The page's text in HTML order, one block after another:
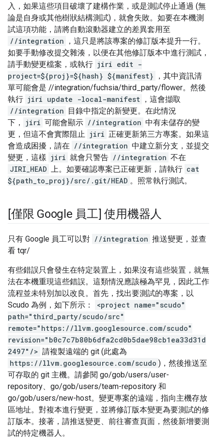
入，如果這些項目破壞了建構作業，或是測試停止通過 (無
論是自身或其他樹狀結構測試)，就會失敗。如要在本機測
試這項功能，請將自動滾動器建立的差異套用至
//integration
，這只是將該專案的修訂版本提升一行。
如要手動修改提交雜湊，以便在其他修訂版本中進行測試，
請手動變更檔案，或執行 jiri edit -
project=${proj}=${hash} ${manifest}
，其中資訊清
單可能會是 //integration/fuchsia/third_party/flower。然後
執行 jiri update -local-manifest ，這會擷取
//integration 目錄中指定的新變更。在此情況
下，
jiri 可能會顯示 //integration 中有未儲存的變
更，但這不會實際阻止 jiri 正確更新第三方專案。如果這
會造成困擾，請在 //integration 中建立新分支，並提交
變更，這樣 jiri 就會只警告 //integration 不在
JIRI_HEAD 上。如要確認專案已正確更新，請執行 cat
${path_to_proj}/src/.git/HEAD 。照常執行測試。
[僅限 Google 員工] 使用機器人
只有 Google 員工可以對 //integration 推送變更，並查
看 tqr/
有些錯誤只會發生在特定裝置上，如果沒有這些裝置，就無
法在本機重現這些錯誤。這類情況應該極為罕見，因此工作
流程並未特別加以改良。首先，找出要測試的專案，以
Scudo 為例，如下所示：
<project name="scudo"
path="third_party/scudo/src"
remote="https://llvm.googlesource.com/scudo"
revision="b0c7c7b80b6dfa2cd0b5dae98cb1ea33d31d
2497"/> 請複製遠端的 git (此處為
https://llvm.googlesource.com/scudo )，然後推送至
可存取的 git 主機。請參閱 go/gob/users/user-
repository、go/gob/users/team-repository 和
go/gob/users/new-host。變更專案的遠端，指向主機存放
區地址。對複本進行變更，並將修訂版本變更為要測試的修
訂版本。接著，請推送變更、前往審查頁面，然後新增要測
試的特定機器人。